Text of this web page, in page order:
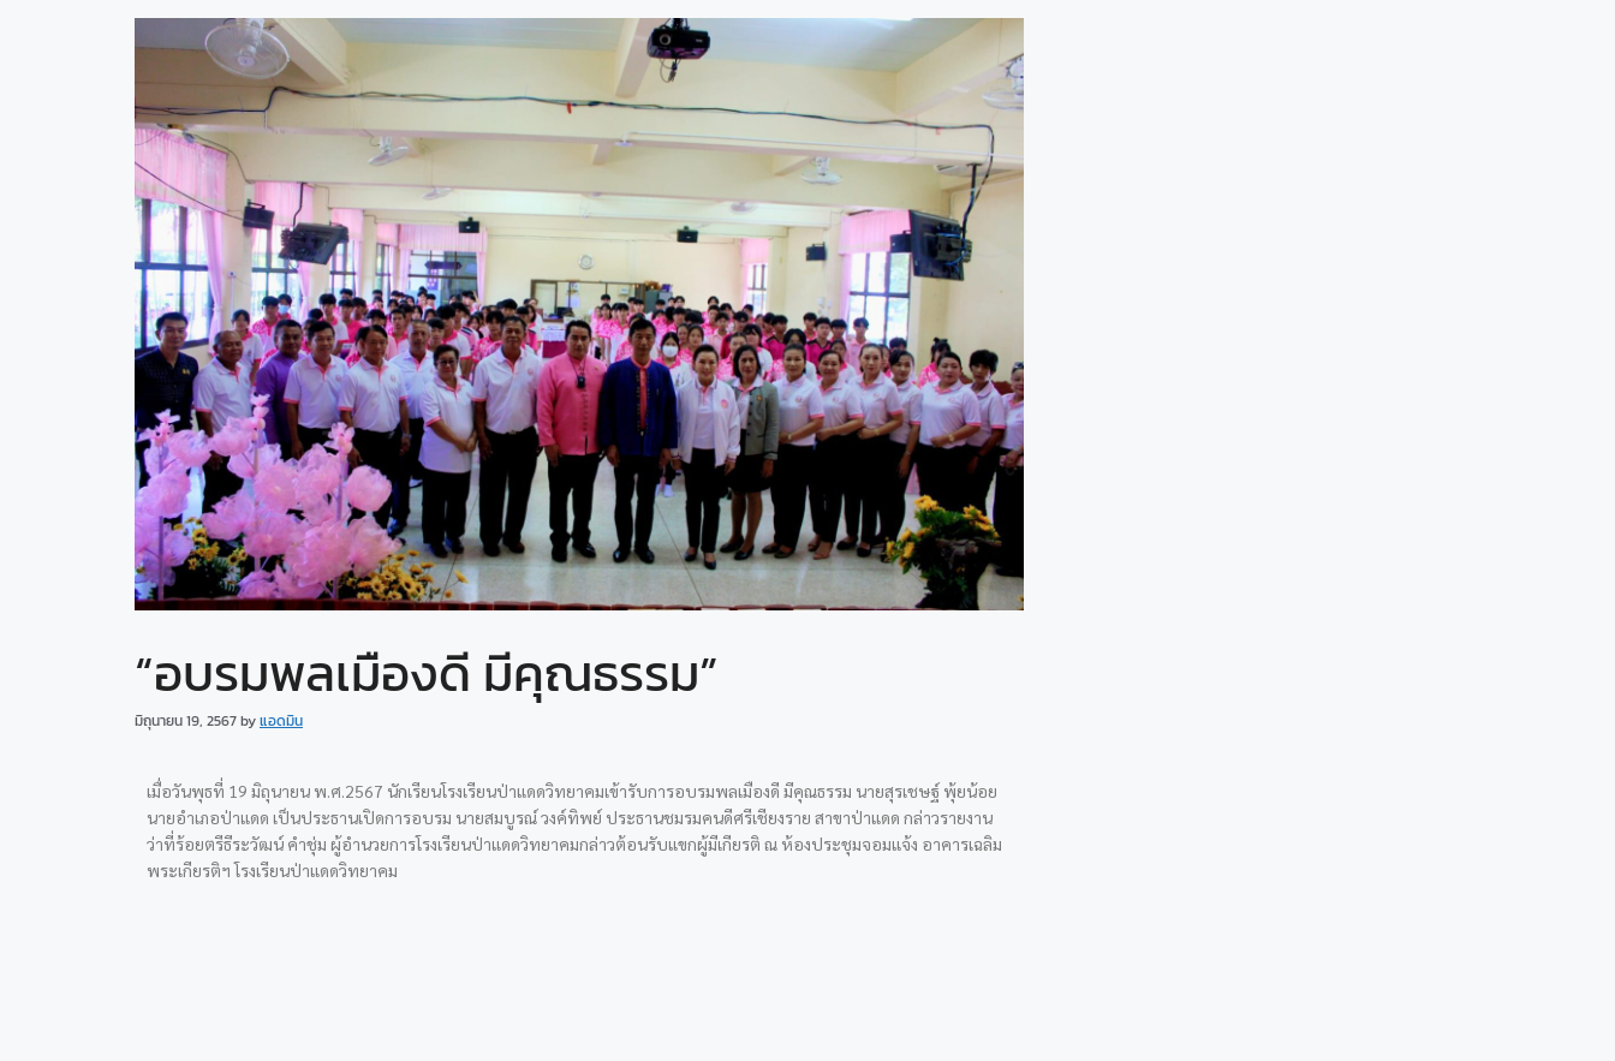
“อบรมพลเมือง​ดี มีคุณธรรม”
มิถุนายน 19, 2567byแอดมิน
เมื่อวันพุธที่ 19 มิถุนายน พ.ศ.2567 นักเรียนโรงเรียนป่าแดดวิทยาคมเข้ารับการอบรมพลเมืองดี มีคุณธรรม นายสุรเชษฐ์ พุ้ยน้อย
นายอำเภอป่าแดด เป็นประธานเปิดการอบรม นายสมบูรณ์ วงค์ทิพย์ ประธานชมรมคนดีศรีเชียงราย สาขาป่าแดด กล่าวรายงาน
ว่าที่ร้อยตรีธีระวัฒน์ คำชุ่ม ผู้อำนวยการโรงเรียนป่าแดดวิทยาคมกล่าวต้อนรับแขกผู้มีเกียรติ ณ ห้องประชุมจอมแจ้ง อาคารเฉลิม
พระเกียรติฯ โรงเรียนป่าแดดวิทยาคม